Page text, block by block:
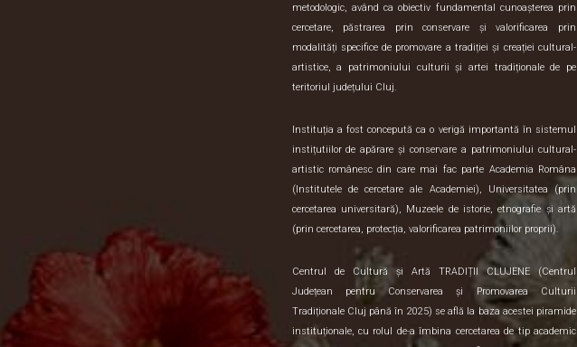
metodologic, având ca obiectiv fundamental cunoașterea prin
cercetare, păstrarea prin conservare și valorificarea prin
modalități specifice de promovare a tradiției și creației cultural-
artistice, a patrimoniului culturii și artei tradiționale de pe
teritoriul județului Cluj.
Instituția a fost concepută ca o verigă importantă în sistemul
instițutiilor de apărare și conservare a patrimoniului cultural-
artistic românesc din care mai fac parte Academia Româna
(Institutele de cercetare ale Academiei), Universitatea (prin
cercetarea universitară), Muzeele de istorie, etnografie și artă
(prin cercetarea, protecția, valorificarea patrimoniilor proprii).
Centrul de Cultură și Artă TRADIȚII CLUJENE (Centrul
Județean pentru Conservarea și Promovarea Culturii
Tradiționale Cluj până în 2025) se află la baza acestei piramide
instituționale, cu rolul de-a îmbina cercetarea de tip academic